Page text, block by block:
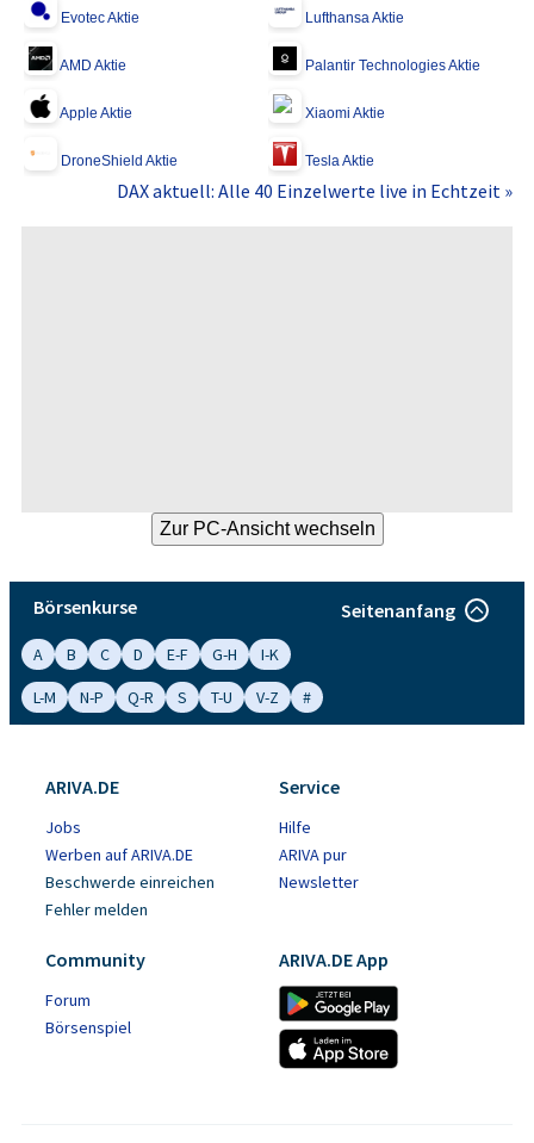
Evotec Aktie Lufthansa Aktie
AMD Aktie Palantir Technologies Aktie
Apple Aktie Xiaomi Aktie
DroneShield Aktie Tesla Aktie
DAX aktuell: Alle 40 Einzelwerte live in Echtzeit »
Börsenkurse Seitenanfang
A B C D E-F G-H
I-K
L-M
N-P Q-R S T-U V-Z #
ARIVA.DE
Jobs
Werben auf ARIVA.DE
Beschwerde einreichen
Fehler melden
Service
Hilfe
ARIVA pur
Newsletter
Community
Forum
Börsenspiel
ARIVA.DE App